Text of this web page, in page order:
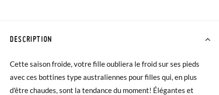
DESCRIPTION
Cette saison froide, votre fille oubliera le froid sur ses pieds
avec ces bottines type australiennes pour filles qui, en plus
d'être chaudes, sont la tendance du moment! Élégantes et